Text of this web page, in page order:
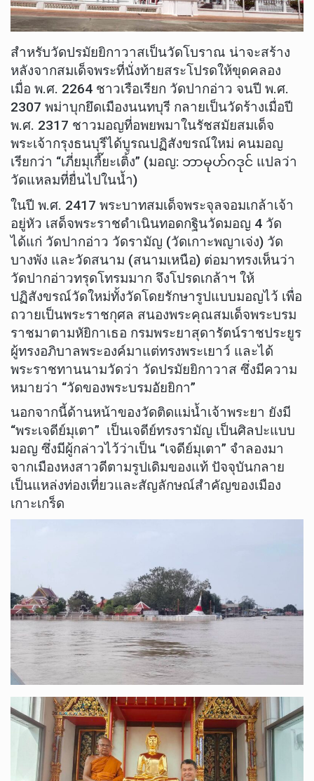
สำหรับวัดปรมัยยิกาวาสเป็นวัดโบราณ น่าจะสร้าง
หลังจากสมเด็จพระที่นั่งท้ายสระโปรดให้ขุดคลอง
เมื่อ พ.ศ. 2264 ชาวเรือเรียก วัดปากอ่าว จนปี พ.ศ.
2307 พม่าบุกยึดเมืองนนทบุรี กลายเป็นวัดร้างเมื่อปี
พ.ศ. 2317 ชาวมอญที่อพยพมาในรัชสมัยสมเด็จ
พระเจ้ากรุงธนบุรีได้บูรณปฏิสังขรณ์ใหม่ คนมอญ
เรียกว่า “เภี่ยมุเกี๊ยะเติ้ง” (มอญ: ဘာမုဟ်ဂဒုင် แปลว่า
วัดแหลมที่ยื่นไปในน้ำ)
ในปี พ.ศ. 2417 พระบาทสมเด็จพระจุลจอมเกล้าเจ้า
อยู่หัว เสด็จพระราชดำเนินทอดกฐินวัดมอญ 4 วัด
ได้แก่ วัดปากอ่าว วัดรามัญ (วัดเกาะพญาเจ่ง) วัด
บางพัง และวัดสนาม (สนามเหนือ) ต่อมาทรงเห็นว่า
วัดปากอ่าวทรุดโทรมมาก จึงโปรดเกล้าฯ ให้
ปฏิสังขรณ์วัดใหม่ทั้งวัดโดยรักษารูปแบบมอญไว้ เพื่อ
ถวายเป็นพระราชกุศล สนองพระคุณสมเด็จพระบรม
ราชมาตามหัยิกาเธอ กรมพระยาสุดารัตน์ราชประยูร
ผู้ทรงอภิบาลพระองค์มาแต่ทรงพระเยาว์ และได้
พระราชทานนามวัดว่า วัดปรมัยยิกาวาส ซึ่งมีความ
หมายว่า “วัดของพระบรมอัยยิกา”
นอกจากนี้ด้านหน้าของวัดติดแม่น้ำเจ้าพระยา ยังมี
“พระเจดีย์มุเตา” เป็นเจดีย์ทรงรามัญ เป็นศิลปะแบบ
มอญ ซึ่งมีผู้กล่าวไว้ว่าเป็น “เจดีย์มุเตา” จำลองมา
จากเมืองหงสาวดีตามรูปเดิมของแท้ ปัจจุบันกลาย
เป็นแหล่งท่องเที่ยวและสัญลักษณ์สำคัญของเมือง
เกาะเกร็ด